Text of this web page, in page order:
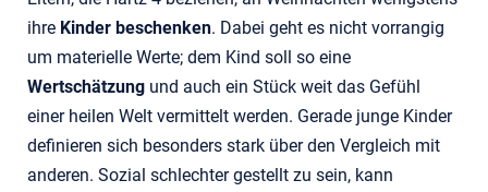
ihre Kinder beschenken. Dabei geht es nicht vorrangig
um materielle Werte; dem Kind soll so eine
Wertschätzung und auch ein Stück weit das Gefühl
einer heilen Welt vermittelt werden. Gerade junge Kinder
definieren sich besonders stark über den Vergleich mit
anderen. Sozial schlechter gestellt zu sein, kann